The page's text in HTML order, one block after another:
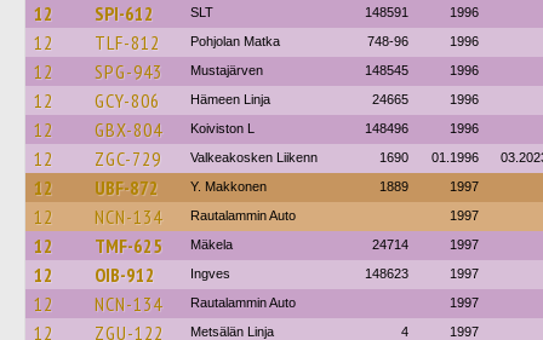
12 SPI-612 SLT 148591 1996
12 TLF-812 Pohjolan Matka 748-96 1996
12 SPG-943 Mustajärven 148545 1996
12 GCY-806 Hämeen Linja 24665 1996
12 GBX-804 Koiviston L 148496 1996
12 ZGC-729 Valkeakosken Liikenn 1690 01.1996
12 UBF-872 Y. Makkonen 1889 1997
12 NCN-134 Rautalammin Auto 1997
12 TMF-625 Mäkela 24714 1997
12 OIB-912 Ingves 148623 1997
12 NCN-134 Rautalammin Auto 1997
12 ZGU-122 Metsälän Linja 4 1997